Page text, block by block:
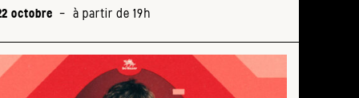
octobre - à partir de 19h